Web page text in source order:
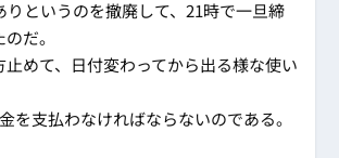
りというのを撤廃して、21時で一旦締
だ。
めて、日付変わってから出る様な使い
を支払わなければならないのである。